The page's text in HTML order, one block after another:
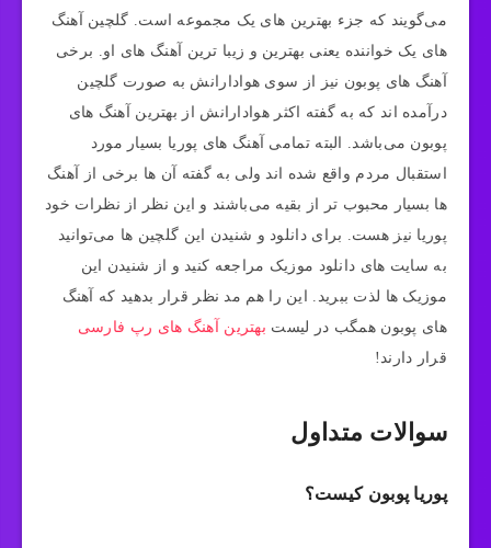
می‌گویند که جزء بهترین های یک مجموعه است. گلچین آهنگ
های یک خواننده یعنی بهترین و زیبا ترین آهنگ های او. برخی
آهنگ های پوبون نیز از سوی هوادارانش به صورت گلچین
درآمده اند که به گفته اکثر هوادارانش از بهترین آهنگ های
پوبون می‌باشد. البته تمامی آهنگ های پوریا بسیار مورد
استقبال مردم واقع شده اند ولی به گفته آن ها برخی از آهنگ
ها بسیار محبوب تر از بقیه می‌باشند و این نظر از نظرات خود
پوریا نیز هست. برای دانلود و شنیدن این گلچین ها می‌توانید
به سایت های دانلود موزیک مراجعه کنید و از شنیدن این
موزیک ها لذت ببرید. این را هم مد نظر قرار بدهید که آهنگ
های پوبون همگب در لیست بهترین آهنگ های رپ فارسی
قرار دارند!
سوالات متداول
پوریا پوبون کیست؟